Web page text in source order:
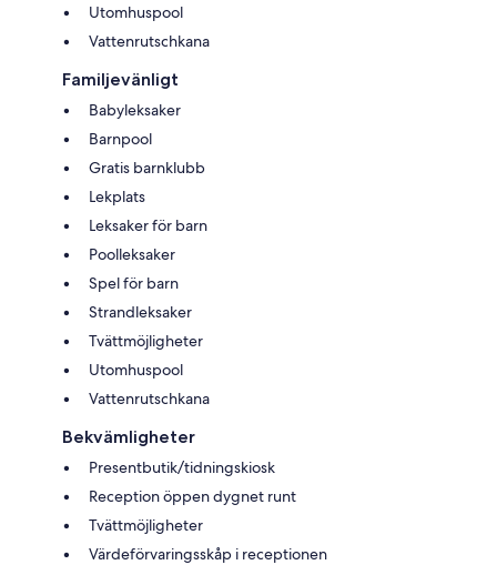
Utomhuspool
Vattenrutschkana
Familjevänligt
Babyleksaker
Barnpool
Gratis barnklubb
Lekplats
Leksaker för barn
Poolleksaker
Spel för barn
Strandleksaker
Tvättmöjligheter
Utomhuspool
Vattenrutschkana
Bekvämligheter
Presentbutik/tidningskiosk
Reception öppen dygnet runt
Tvättmöjligheter
Värdeförvaringsskåp i receptionen